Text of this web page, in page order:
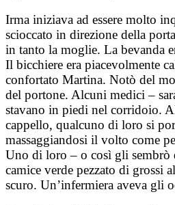
Irma iniziava ad essere molto
scioccato in direzione della
in tanto la moglie. La bevanda
Il bicchiere era piacevolmente
confortato Martina. Notò del
del portone. Alcuni medici –
stavano in piedi nel corridoio.
cappello, qualcuno di loro si
massaggiandosi il volto come
Uno di loro – o così gli sembrò
camice verde pezzato di grossi
scuro. Un’infermiera aveva gli